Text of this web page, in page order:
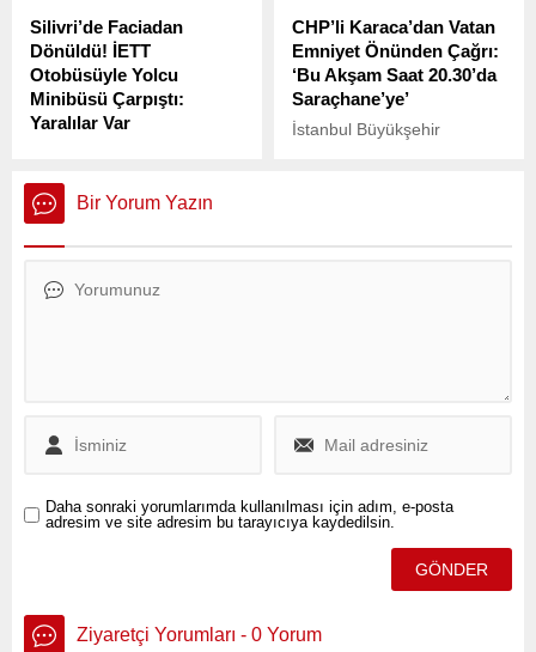
Silivri’de Faciadan
Dönüldü! İETT
Otobüsüyle Yolcu
Minibüsü Çarpıştı:
Yaralılar Var
kaza meydana geldi.
CHP’li Karaca’dan Vatan
Emniyet Önünden Çağrı:
‘Bu Akşam Saat 20.30’da
Saraçhane’ye’
İstanbul Büyükşehir
bulunduğu 87 kişi dün
Bir Yorum Yazın
Daha sonraki yorumlarımda kullanılması için adım, e-posta
adresim ve site adresim bu tarayıcıya kaydedilsin.
Ziyaretçi Yorumları - 0 Yorum